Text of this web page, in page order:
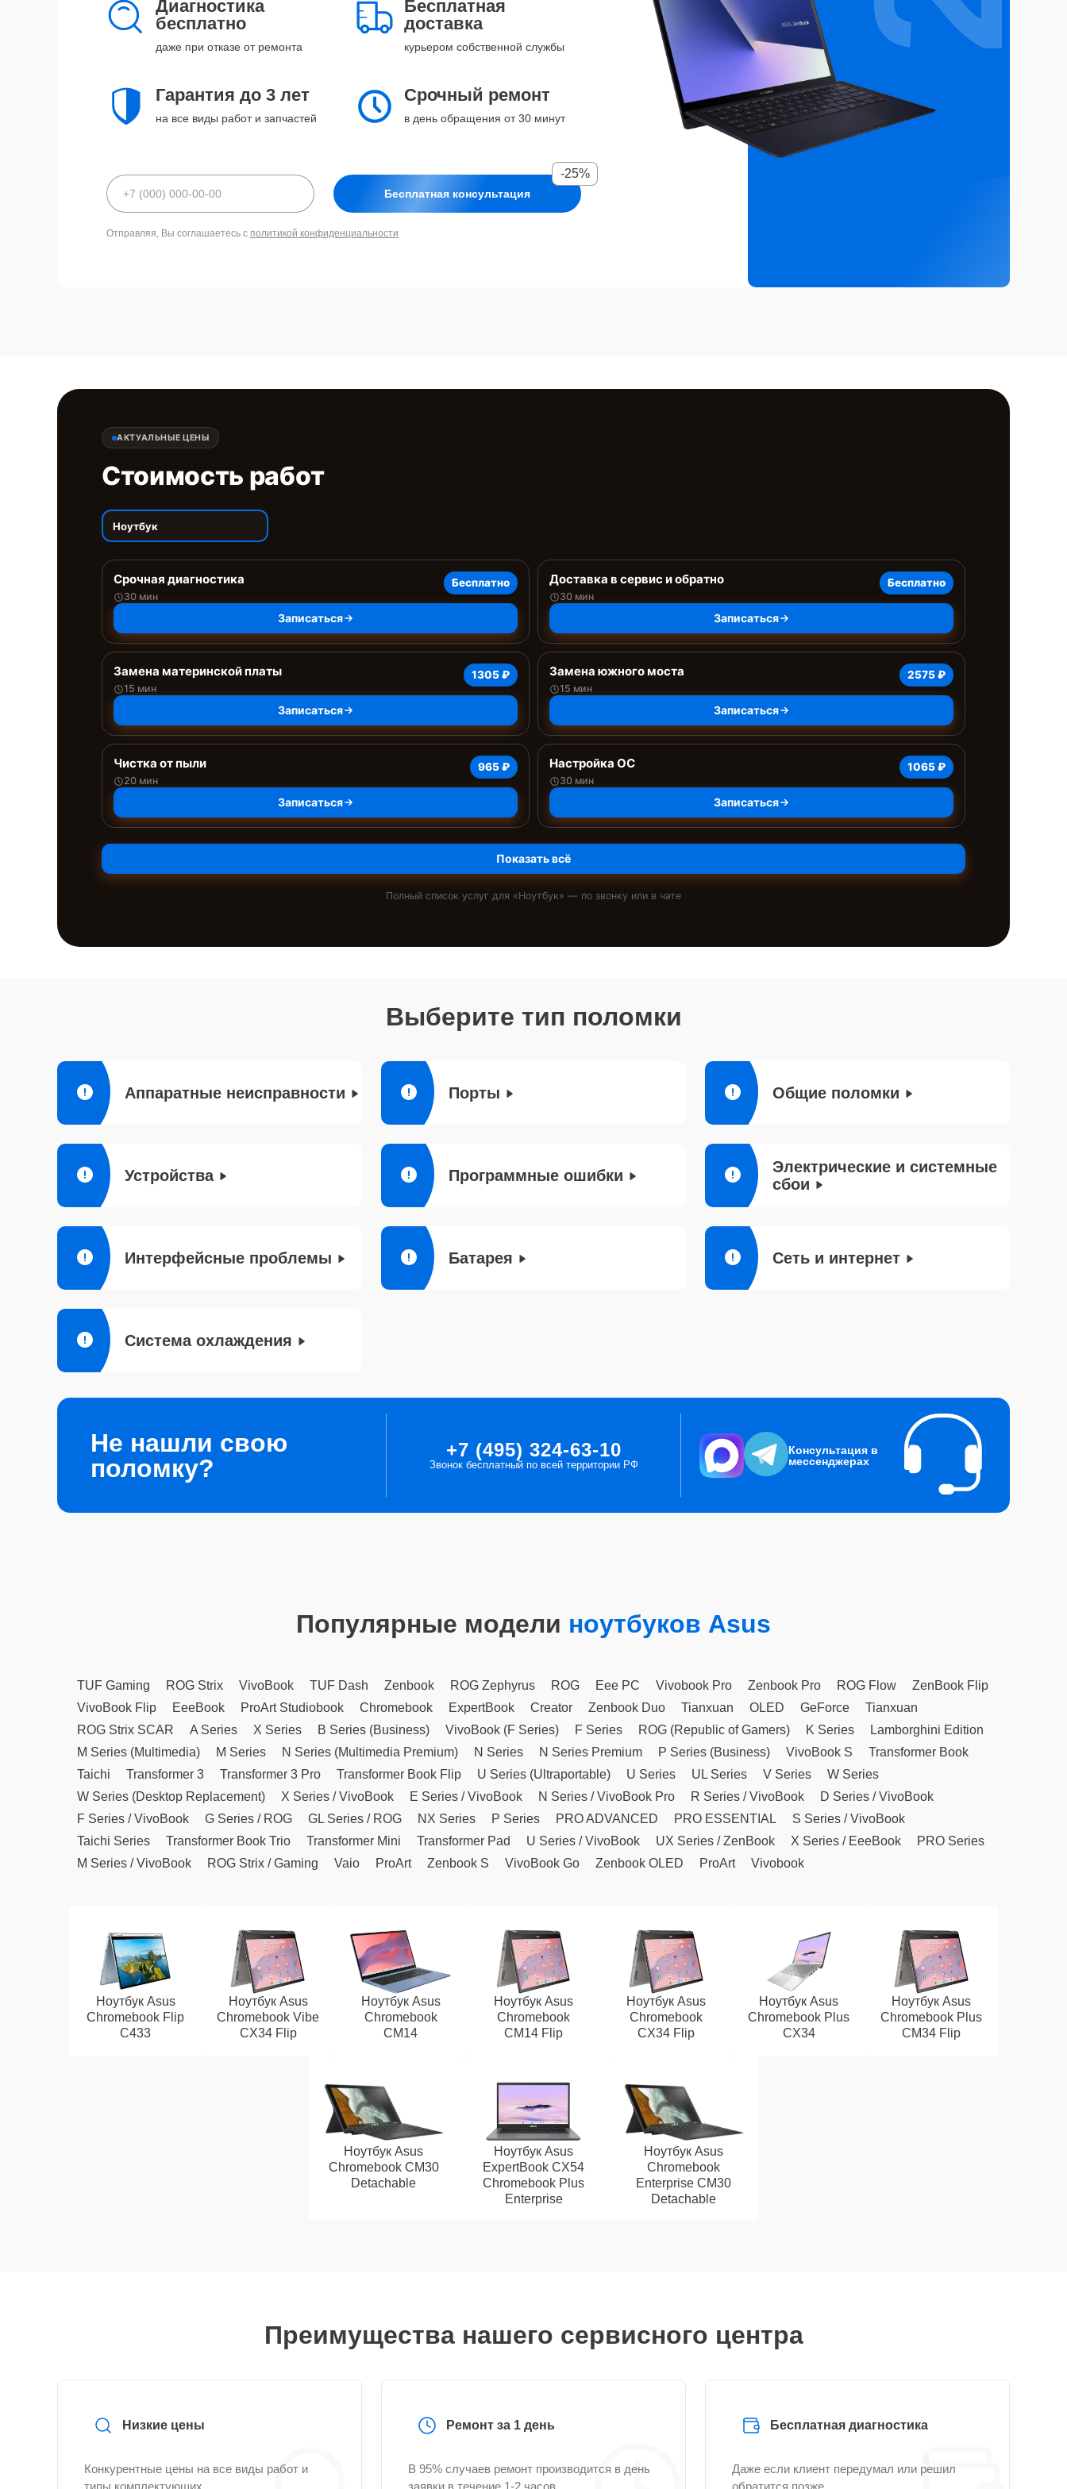
Диагностика
бесплатно
даже при отказе от ремонта
Бесплатная
доставка
курьером собственной службы
Гарантия до 3 лет
на все виды работ и запчастей
Срочный ремонт
в день обращения от 30 минут
Бесплатная консультация
-25%
Отправляя, Вы соглашаетесь с политикой конфиденциальности
АКТУАЛЬНЫЕ ЦЕНЫ
Стоимость работ
Ноутбук
Срочная диагностика
30 мин
Бесплатно
Записаться
Доставка в сервис и обратно
30 мин
Бесплатно
Записаться
Замена материнской платы
15 мин
1305 ₽
Записаться
Замена южного моста
15 мин
2575 ₽
Записаться
Чистка от пыли
20 мин
965 ₽
Записаться
Настройка ОС
30 мин
1065 ₽
Записаться
Показать всё
Полный список услуг для «Ноутбук» — по звонку или в чате
Выберите тип поломки
Аппаратные неисправности Порты Общие поломки
Устройства Программные ошибки
Электрические и системные
сбои
Интерфейсные проблемы Батарея Сеть и интернет
Система охлаждения
Не нашли свою
поломку?
+7 (495) 324-63-10
Звонок бесплатный по всей территории РФ
Консультация в
мессенджерах
Популярные модели ноутбуков Asus
TUF Gaming ROG Strix VivoBook TUF Dash Zenbook ROG Zephyrus ROG Eee PC Vivobook Pro Zenbook Pro ROG Flow
ZenBook Flip
VivoBook Flip
EeeBook ProArt Studiobook Chromebook ExpertBook Creator Zenbook Duo Tianxuan OLED GeForce
Tianxuan
ROG Strix SCAR
A Series X Series B Series (Business) VivoBook (F Series) F Series ROG (Republic of Gamers) K Series
Lamborghini Edition
M Series (Multimedia)
M Series N Series (Multimedia Premium) N Series N Series Premium P Series (Business) VivoBook S
Transformer Book
Taichi
Transformer 3 Transformer 3 Pro Transformer Book Flip U Series (Ultraportable) U Series UL Series V Series
W Series
W Series (Desktop Replacement)
X Series / VivoBook E Series / VivoBook N Series / VivoBook Pro R Series / VivoBook
D Series / VivoBook
F Series / VivoBook
G Series / ROG GL Series / ROG NX Series P Series PRO ADVANCED PRO ESSENTIAL
S Series / VivoBook
Taichi Series
Transformer Book Trio Transformer Mini Transformer Pad U Series / VivoBook UX Series / ZenBook X Series / EeeBook
PRO Series
M Series / VivoBook
ROG Strix / Gaming Vaio ProArt Zenbook S VivoBook Go Zenbook OLED ProArt Vivobook
Ноутбук Asus
Chromebook Flip
C433
Ноутбук Asus
Chromebook Vibe
CX34 Flip
Ноутбук Asus
Chromebook
CM14
Ноутбук Asus
Chromebook
CM14 Flip
Ноутбук Asus
Chromebook
CX34 Flip
Ноутбук Asus
Chromebook Plus
CX34
Ноутбук Asus
Chromebook Plus
CM34 Flip
Ноутбук Asus
Chromebook CM30
Detachable
Ноутбук Asus
ExpertBook CX54
Chromebook Plus
Enterprise
Ноутбук Asus
Chromebook
Enterprise CM30
Detachable
Преимущества нашего сервисного центра
Низкие цены
Конкурентные цены на все виды работ и
типы комплектующих
Ремонт за 1 день
В 95% случаев ремонт производится в день
заявки в течение 1-2 часов
Бесплатная диагностика
Даже если клиент передумал или решил
обратится позже